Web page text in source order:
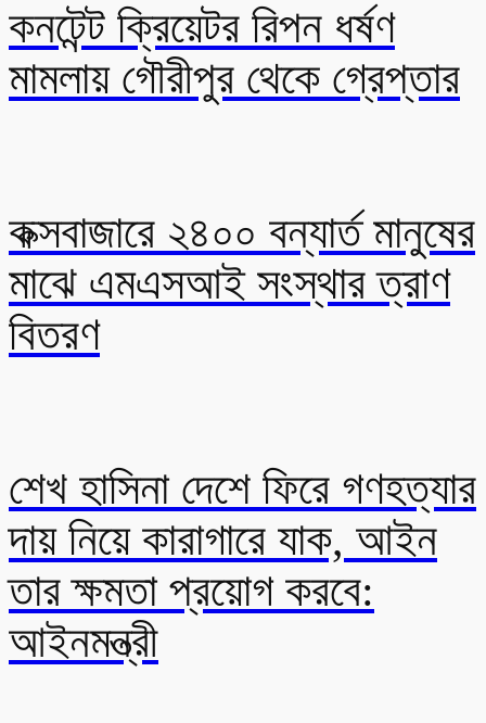
কনটেন্ট ক্রিয়েটর রিপন ধর্ষণ
মামলায় গৌরীপুর থেকে গ্রেপ্তার
কক্সবাজারে ২৪০০ বন্যার্ত মানুষের
মাঝে এমএসআই সংস্থার ত্রাণ
বিতরণ
শেখ হাসিনা দেশে ফিরে গণহত্যার
দায় নিয়ে কারাগারে যাক, আইন
তার ক্ষমতা প্রয়োগ করবে:
আইনমন্ত্রী